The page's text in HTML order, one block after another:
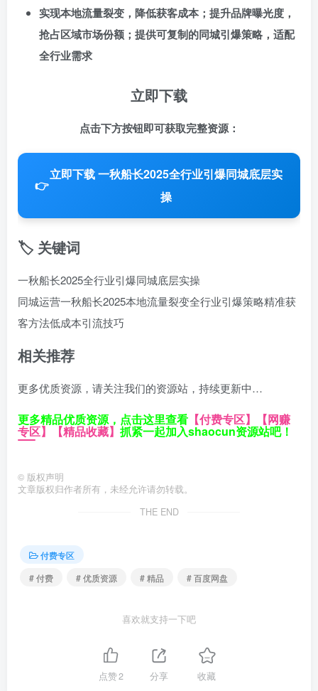
实现本地流量裂变，降低获客成本；提升品牌曝光度，
抢占区域市场份额；提供可复制的同城引爆策略，适配
全行业需求
立即下载
点击下方按钮即可获取完整资源：
👉
立即下载 一秋船长2025全行业引爆同城底层实
操
🏷️ 关键词
一秋船长2025全行业引爆同城底层实操
同城运营一秋船长2025本地流量裂变全行业引爆策略精准获
客方法低成本引流技巧
相关推荐
更多优质资源，请关注我们的资源站，持续更新中…
更多精品优质资源，点击这里查看 【付费专区】 【网赚
专区】 【精品收藏】 抓紧一起加入shaocun资源站吧！
© 版权声明
文章版权归作者所有，未经允许请勿转载。
THE END
付费专区
# 付费
# 优质资源 # 精品 # 百度网盘
喜欢就支持一下吧
点赞2 分享 收藏